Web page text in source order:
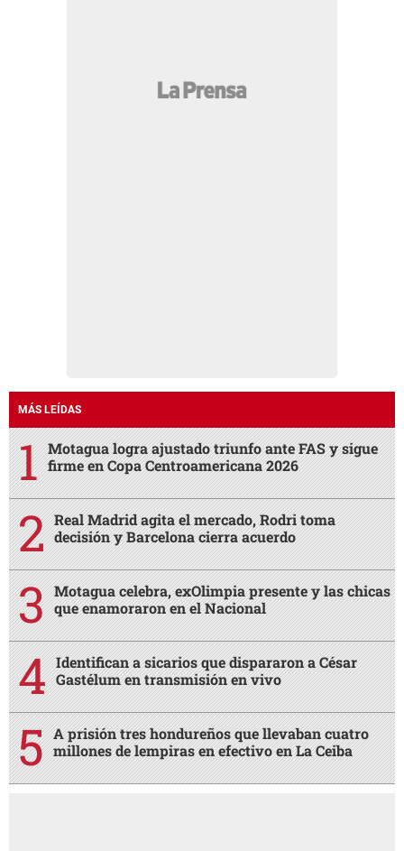
MÁS LEÍDAS
Motagua logra ajustado triunfo ante FAS y sigue
firme en Copa Centroamericana 2026
Real Madrid agita el mercado, Rodri toma
decisión y Barcelona cierra acuerdo
Motagua celebra, exOlimpia presente y las chicas
que enamoraron en el Nacional
Identifican a sicarios que dispararon a César
Gastélum en transmisión en vivo
A prisión tres hondureños que llevaban cuatro
millones de lempiras en efectivo en La Ceiba